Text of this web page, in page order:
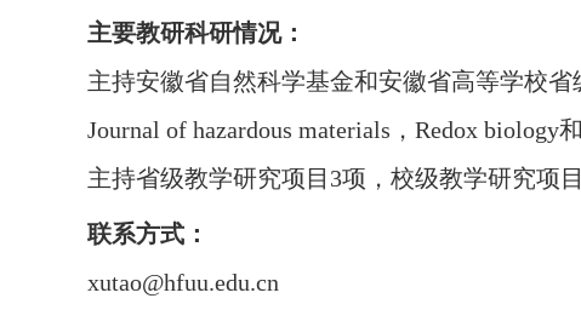
主要教研科研情况：
主持安徽省自然科学基金和安徽省高等学校
Journal of hazardous materials，Redox biology
主持省级教学研究项目3项，校级教学研究项
联系方式：
xutao@hfuu.edu.cn